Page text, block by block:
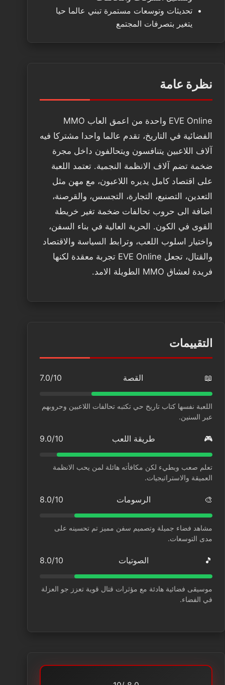
تحديثات وتوسعات مستمرة تبني عالما حيا
يتغير بتصرفات المجتمع
نظرة عامة
EVE Online واحدة من اعمق العاب MMO
الفضائية في التاريخ، تقدم عالما واحدا مشتركا فيه
آلاف اللاعبين يتنافسون ويتحالفون داخل مجرة
ضخمة تضم آلاف الانظمة النجمية. تعتمد اللعبة
على اقتصاد كامل يديره اللاعبون، مع مهن مثل
التعدين، التصنيع، التجارة، التجسس، والقرصنة،
اضافة الى حروب تحالفات ضخمة تغير خريطة
القوى في الكون. الحرية العالية في بناء السفن،
واختيار اسلوب اللعب، وترابط السياسة والاقتصاد
والقتال، تجعل EVE Online تجربة معقدة لكنها
فريدة لعشاق MMO الطويلة الامد.
التقييمات
📖 القصة 7.0/10
اللعبة نفسها كتاب تاريخ حي تكتبه تحالفات اللاعبين وحروبهم
عبر السنين.
🎮 طريقة اللعب 9.0/10
تعلم صعب وبطيء لكن مكافأته هائلة لمن يحب الانظمة
العميقة والاستراتيجيات.
🎨 الرسومات 8.0/10
مشاهد فضاء جميلة وتصميم سفن مميز تم تحسينه على
مدى التوسعات.
🎵 الصوتيات 8.0/10
موسيقى فضائية هادئة مع مؤثرات قتال قوية تعزز جو العزلة
في الفضاء.